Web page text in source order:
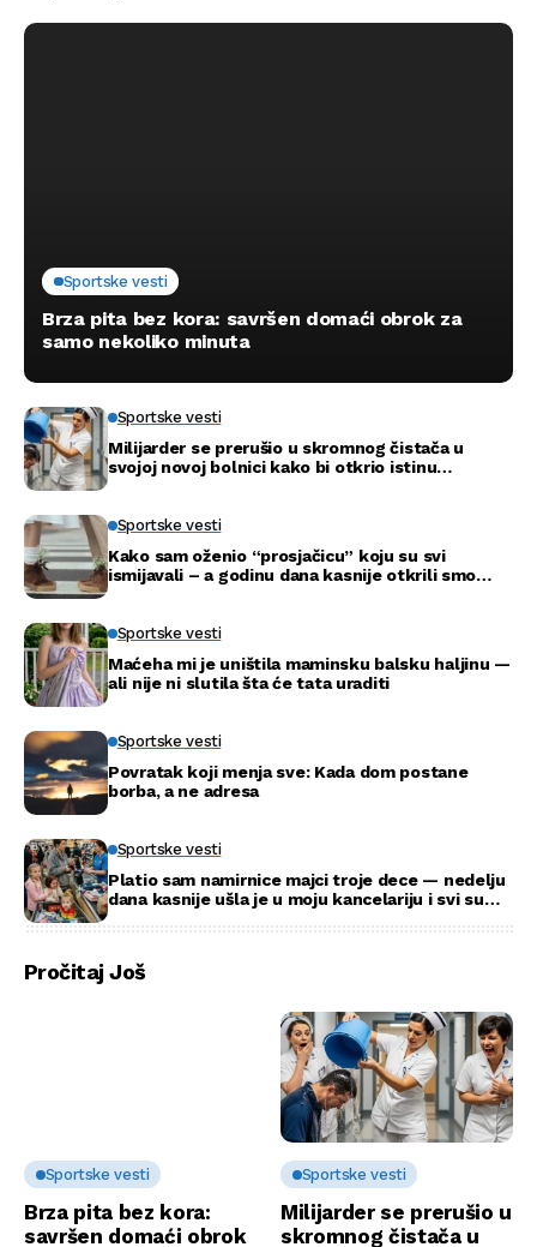
Sportske vesti
Brza pita bez kora: savršen domaći obrok za
samo nekoliko minuta
Sportske vesti
Milijarder se prerušio u skromnog čistača u
svojoj novoj bolnici kako bi otkrio istinu…
Sportske vesti
Kako sam oženio “prosjačicu” koju su svi
ismijavali – a godinu dana kasnije otkrili smo
Sportske vesti
Maćeha mi je uništila maminsku balsku haljinu —
ali nije ni slutila šta će tata uraditi
Sportske vesti
Povratak koji menja sve: Kada dom postane
borba, a ne adresa
Sportske vesti
Platio sam namirnice majci troje dece — nedelju
dana kasnije ušla je u moju kancelariju i svi su
Pročitaj Još
Sportske vesti
Brza pita bez kora:
savršen domaći obrok
Sportske vesti
Milijarder se prerušio u
skromnog čistača u